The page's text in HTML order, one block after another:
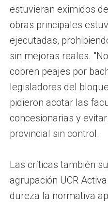
estuvieran eximidos
obras principales
ejecutadas,
sin mejoras reales.
cobren peajes por
legisladores del
pidieron acotar las
concesionarias y
provincial sin control.
Las críticas también
agrupación UCR
dureza la normativa